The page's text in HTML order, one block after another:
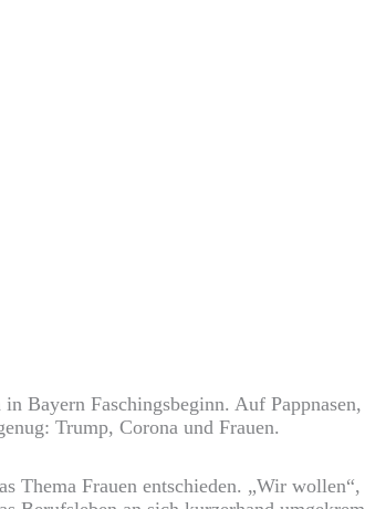
Bayern Faschingsbeginn. Auf
Trump, Corona und Frauen.
Frauen entschieden. „Wir wollen“,